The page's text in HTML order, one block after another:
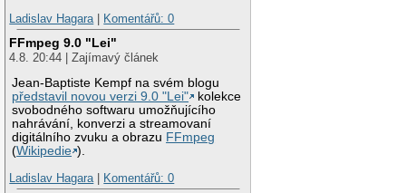
Ladislav Hagara| Komentářů: 0
FFmpeg 9.0 "Lei"
4.8. 20:44 | Zajímavý článek
Jean-Baptiste Kempf na svém blogu
představil novou verzi 9.0 "Lei"
kolekce
svobodného softwaru umožňujícího
nahrávání, konverzi a streamovaní
digitálního zvuku a obrazu FFmpeg
(Wikipedie ).
Ladislav Hagara| Komentářů: 0